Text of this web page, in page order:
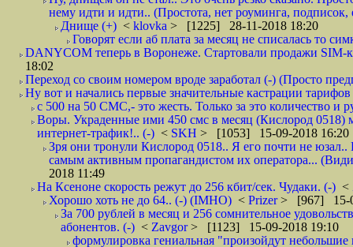
нему идти и идти.. (Простота, нет роуминга,
Днище (+) < klovka > [1225] 28-11-2018 18:20
Говорят если аб плата за месяц не списалась то
DANYCOM теперь в Воронеже. Стартовали продажи SIM-
18:02
Переход со своим номером вроде заработал (-) (Просто
Ну вот и начались первые значительные кастрации
с 500 на 50 СМС,- это жесть. Только за это количество и
Воры. Украденные ими 450 смс в месяц (Кислород 0518)
интернет-трафик!.. (-) < SKH > [1053] 15-09-2018 16:20
Зря они тронули Кислород 0518.. Я его почти не
самым активным пропагандистом их оператора...
2018 11:49
На Ксеноне скорость режут до 256 кбит/сек. Чудаки. (-) <
Хорошо хоть не до 64.. (-) (IMHO) < Prizer> [967] 15-
За 700 рублей в месяц и 256 сомнительное
абонентов. (-) < Zavgor> [1123] 15-09-2018 19:10
формулировка гениальная "произойдут небольшие